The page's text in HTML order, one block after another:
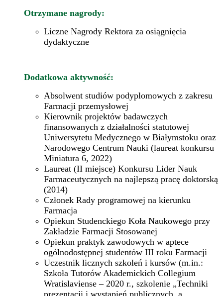
Otrzymane nagrody:
Liczne Nagrody Rektora za osiągnięcia
dydaktyczne
Dodatkowa aktywność:
Absolwent studiów podyplomowych z zakresu
Farmacji przemysłowej
Kierownik projektów badawczych
finansowanych z działalności statutowej
Uniwersytetu Medycznego w Białymstoku oraz
Narodowego Centrum Nauki (laureat konkursu
Miniatura 6, 2022)
Laureat (II miejsce) Konkursu Lider Nauk
Farmaceutycznych na najlepszą pracę doktorską
(2014)
Członek Rady programowej na kierunku
Farmacja
Opiekun Studenckiego Koła Naukowego przy
Zakładzie Farmacji Stosowanej
Opiekun praktyk zawodowych w aptece
ogólnodostępnej studentów III roku Farmacji
Uczestnik licznych szkoleń i kursów (m.in.:
Szkoła Tutorów Akademickich Collegium
Wratislaviense – 2020 r., szkolenie „Techniki
prezentacji i wystąpień publicznych, a